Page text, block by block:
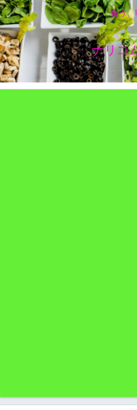
食う、
ナリコ